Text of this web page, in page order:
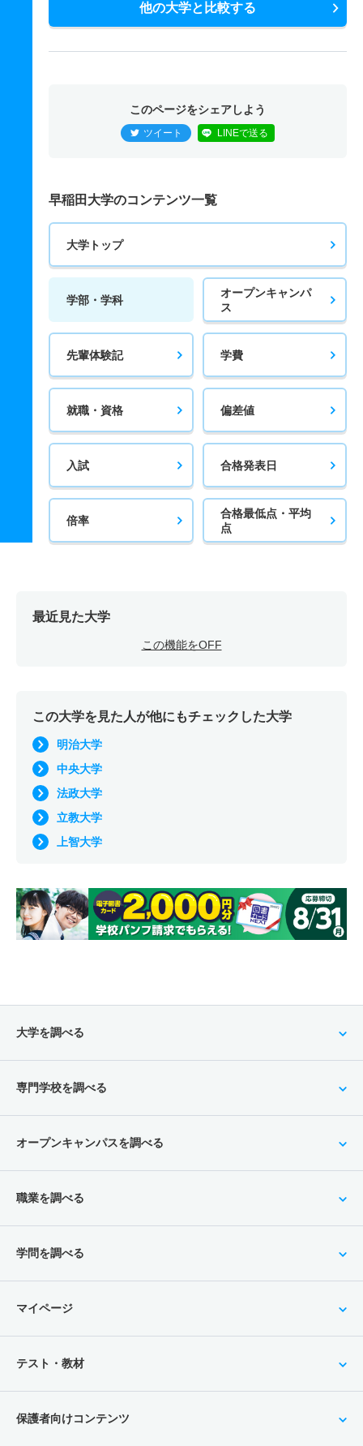
他の大学と比較する
このページをシェアしよう
ツイート LINEで送る
早稲田大学のコンテンツ一覧
大学トップ
学部・学科
オープンキャンパ
ス
先輩体験記 学費
就職・資格 偏差値
入試 合格発表日
倍率
合格最低点・平均
点
最近見た大学
この機能をOFF
この大学を見た人が他にもチェックした大学
明治大学
中央大学
法政大学
立教大学
上智大学
大学を調べる
専門学校を調べる
オープンキャンパスを調べる
職業を調べる
学問を調べる
マイページ
テスト・教材
保護者向けコンテンツ